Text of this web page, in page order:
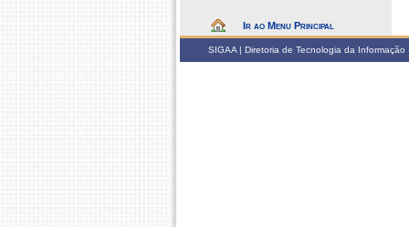
Ir ao Menu Principal
SIGAA | Diretoria de Tecnologia da